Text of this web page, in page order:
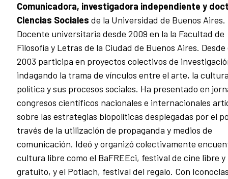
Comunicadora, investigadora independiente y
Ciencias Sociales de la Universidad de Buenos Aires.
Docente universitaria desde 2009 en la la Facultad de
Filosofía y Letras de la Ciudad de Buenos Aires. Desde
2003 participa en proyectos colectivos de
indagando la trama de vínculos entre el arte, la
política y sus procesos sociales. Ha presentado en
congresos científicos nacionales e internacionales
sobre las estrategias biopolíticas desplegadas por el
través de la utilización de propaganda y medios de
comunicación. Ideó y organizó colectivamente
cultura libre como el BaFREEci, festival de cine libre y
gratuito, y el Potlach, festival del regalo. Con